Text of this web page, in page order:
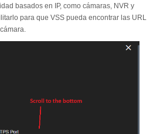
basados en IP, como cámaras, NVR y
para que VSS pueda encontrar las URL